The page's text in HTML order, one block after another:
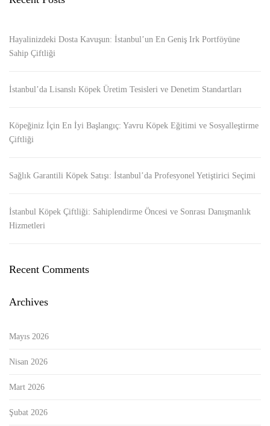
Hayalinizdeki Dosta Kavuşun: İstanbul’un En Geniş Irk Portföyüne
Sahip Çiftliği
İstanbul’da Lisanslı Köpek Üretim Tesisleri ve Denetim Standartları
Köpeğiniz İçin En İyi Başlangıç: Yavru Köpek Eğitimi ve Sosyalleştirme
Çiftliği
Sağlık Garantili Köpek Satışı: İstanbul’da Profesyonel Yetiştirici Seçimi
İstanbul Köpek Çiftliği: Sahiplendirme Öncesi ve Sonrası Danışmanlık
Hizmetleri
Recent Comments
Archives
Mayıs 2026
Nisan 2026
Mart 2026
Şubat 2026